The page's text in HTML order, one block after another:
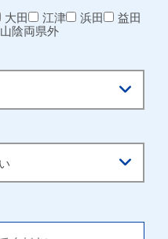
大田 江津 浜田
益田
山陰両県外